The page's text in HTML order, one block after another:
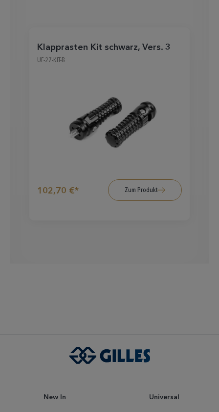
Klapprasten Kit schwarz, Vers. 3
UF-27-KIT-B
102,70 €* Zum Produkt
New In Universal